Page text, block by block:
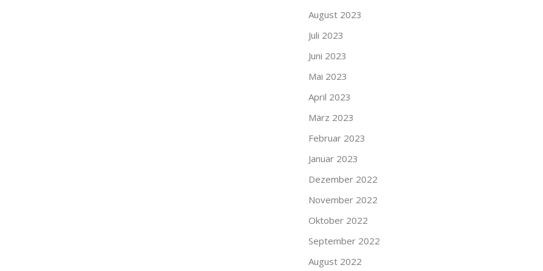
August 2023
Juli 2023
Juni 2023
Mai 2023
April 2023
März 2023
Februar 2023
Januar 2023
Dezember 2022
November 2022
Oktober 2022
September 2022
August 2022